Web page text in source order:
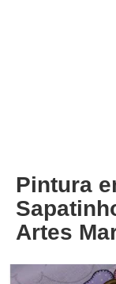
Pintura
Artes